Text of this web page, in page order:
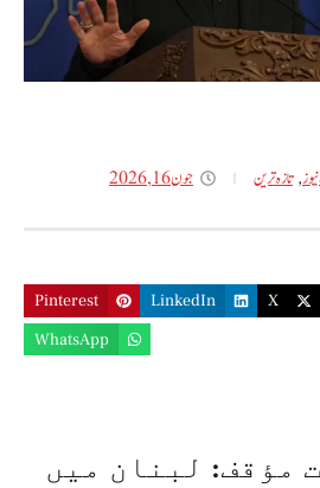
,تازه ترین جون 16, 2026
X
LinkedIn
Pinterest
WhatsApp
مؤقف: لبنان میں